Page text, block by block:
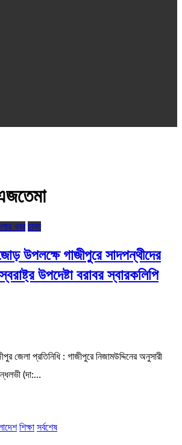
খবর ঢাকা
উপলক্ষে গাজীপুরে সাদপন্থীদের
উপদেষ্টা বরাবর স্বারকলিপি
জেলা প্রতিনিধি : গাজীপুরে নিজামউদ্দিনের অনুসারী
(দা:…
শিক্ষা সর্বশেষ